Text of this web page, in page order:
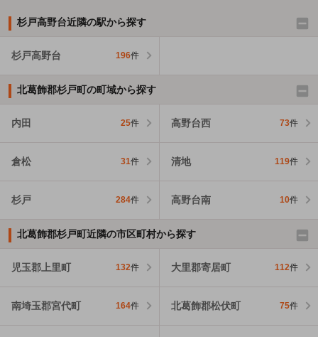
杉戸高野台近隣の駅から探す
杉戸高野台 196件
北葛飾郡杉戸町の町域から探す
内田 25件 高野台西 73件
倉松 31件 清地 119件
杉戸 284件 高野台南 10件
北葛飾郡杉戸町近隣の市区町村から探す
児玉郡上里町 132件 大里郡寄居町 112件
南埼玉郡宮代町 164件 北葛飾郡松伏町 75件